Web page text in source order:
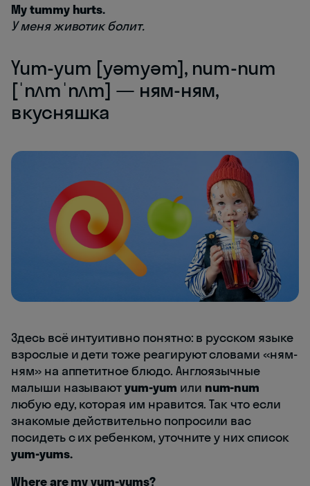
My tummy hurts.
У меня животик болит.
Yum-yum [yəmyəm], num-num
[ˈnʌmˈnʌm] — ням-ням,
вкусняшка
Здесь всё интуитивно понятно: в русском языке
взрослые и дети тоже реагируют словами «ням-
ням» на аппетитное блюдо. Англоязычные
малыши называютyum-yum или num-num
любую еду, которая им нравится. Так что если
знакомые действительно попросили вас
посидеть с их ребенком, уточните у них список
yum-yums.
Where are my yum-yums?